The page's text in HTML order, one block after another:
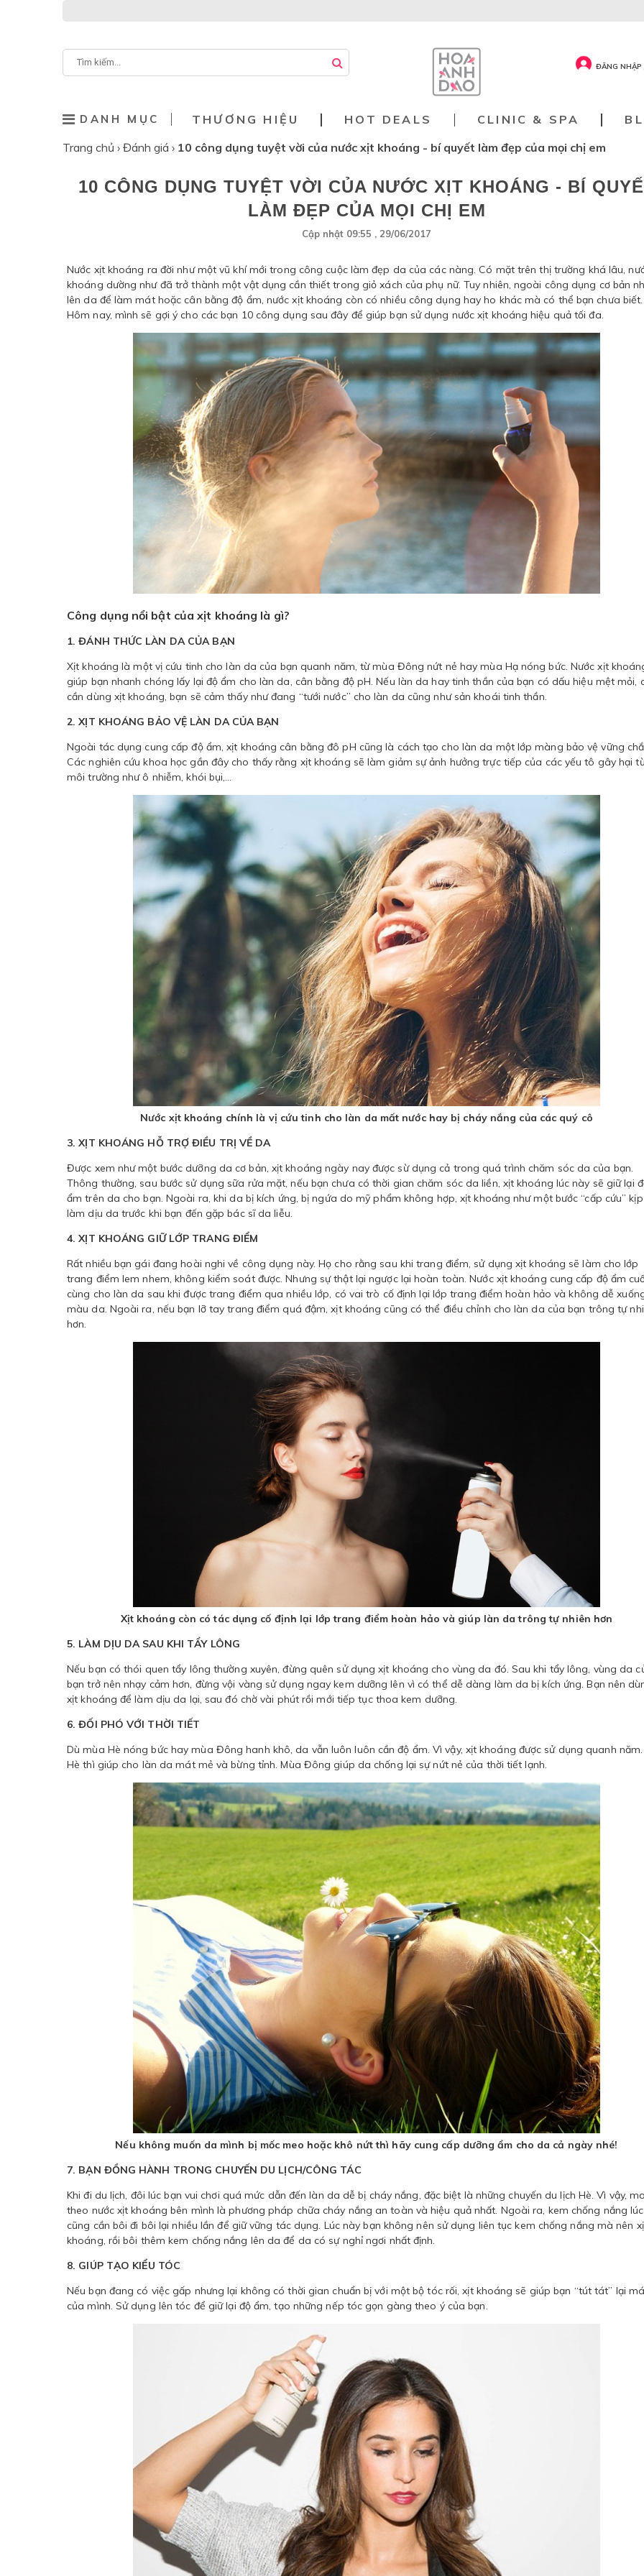
ĐĂNG NHẬP
DANH MỤC THƯƠNG HIỆU HOT DEALS CLINIC & SPA
Trang chủ › Đánh giá › 10 công dụng tuyệt vời của nước xịt khoáng - bí quyết làm đẹp của mọi chị em
10 CÔNG DỤNG TUYỆT VỜI CỦA NƯỚC XỊT KHOÁNG - BÍ
LÀM ĐẸP CỦA MỌI CHỊ EM
Cập nhật 09:55 , 29/06/2017
Nước xịt khoáng ra đời như một vũ khí mới trong công cuộc làm đẹp da của các nàng. Có mặt trên thị trường khá lâu,
khoáng dường như đã trở thành một vật dụng cần thiết trong giỏ xách của phụ nữ. Tuy nhiên, ngoài công dụng cơ bản
lên da để làm mát hoặc cân bằng độ ẩm, nước xịt khoáng còn có nhiều công dụng hay ho khác mà có thể bạn chưa biết.
Hôm nay, mình sẽ gợi ý cho các bạn 10 công dụng sau đây để giúp bạn sử dụng nước xịt khoáng hiệu quả tối đa.
Công dụng nổi bật của xịt khoáng là gì?
1. ĐÁNH THỨC LÀN DA CỦA BẠN
Xịt khoáng là một vị cứu tinh cho làn da của bạn quanh năm, từ mùa Đông nứt nẻ hay mùa Hạ nóng bức. Nước xịt
giúp bạn nhanh chóng lấy lại độ ẩm cho làn da, cân bằng độ pH. Nếu làn da hay tinh thần của bạn có dấu hiệu mệt mỏi,
cần dùng xịt khoáng, bạn sẽ cảm thấy như đang “tưới nước” cho làn da cũng như sản khoái tinh thần.
2. XỊT KHOÁNG BẢO VỆ LÀN DA CỦA BẠN
Ngoài tác dụng cung cấp độ ẩm, xịt khoáng cân bằng đô pH cũng là cách tạo cho làn da một lớp màng bảo vệ vững
Các nghiên cứu khoa học gần đây cho thấy rằng xịt khoáng sẽ làm giảm sự ảnh hưởng trực tiếp của các yếu tô gây hại
môi trường như ô nhiễm, khói bụi,…
Nước xịt khoáng chính là vị cứu tinh cho làn da mất nước hay bị cháy nắng của các quý cô
3. XỊT KHOÁNG HỖ TRỢ ĐIỀU TRỊ VỀ DA
Được xem như một bước dưỡng da cơ bản, xịt khoáng ngày nay được sừ dụng cả trong quá trình chăm sóc da của bạn.
Thông thường, sau bước sử dụng sữa rửa mặt, nếu bạn chưa có thời gian chăm sóc da liền, xịt khoáng lúc này sẽ giữ lại
ẩm trên da cho bạn. Ngoài ra, khi da bị kích ứng, bị ngứa do mỹ phẩm không hợp, xịt khoáng như một bước “cấp cứu”
làm dịu da trước khi bạn đến gặp bác sĩ da liễu.
4. XỊT KHOÁNG GIỮ LỚP TRANG ĐIỂM
Rất nhiều bạn gái đang hoài nghi về công dụng này. Họ cho rằng sau khi trang điểm, sử dụng xịt khoáng sẽ làm cho lớp
trang điểm lem nhem, không kiểm soát được. Nhưng sự thật lại ngược lại hoàn toàn. Nước xịt khoáng cung cấp độ ẩm
cùng cho làn da sau khi được trang điểm qua nhiều lớp, có vai trò cố định lại lớp trang điểm hoàn hảo và không dễ
màu da. Ngoài ra, nếu bạn lỡ tay trang điểm quá đậm, xịt khoáng cũng có thể điều chỉnh cho làn da của bạn trông tự
hơn.
Xịt khoáng còn có tác dụng cố định lại lớp trang điểm hoàn hảo và giúp làn da trông tự nhiên hơn
5. LÀM DỊU DA SAU KHI TẨY LÔNG
Nếu bạn có thói quen tẩy lông thường xuyên, đừng quên sử dụng xịt khoáng cho vùng da đó. Sau khi tẩy lông, vùng da
bạn trở nên nhạy cảm hơn, đừng vội vàng sử dụng ngay kem dưỡng lên vì có thể dễ dàng làm da bị kích ứng. Bạn nên
xịt khoáng để làm dịu da lại, sau đó chờ vài phút rồi mới tiếp tục thoa kem dưỡng.
6. ĐỐI PHÓ VỚI THỜI TIẾT
Dù mùa Hè nóng bức hay mùa Đông hanh khô, da vẫn luôn luôn cần độ ẩm. Vì vậy, xịt khoáng được sử dụng quanh năm.
Hè thì giúp cho làn da mát mẻ và bừng tỉnh. Mùa Đông giúp da chống lại sự nứt nẻ của thời tiết lạnh.
Nếu không muốn da mình bị mốc meo hoặc khô nứt thì hãy cung cấp dưỡng ẩm cho da cả ngày nhé!
7. BẠN ĐỒNG HÀNH TRONG CHUYẾN DU LỊCH/CÔNG TÁC
Khi đi du lịch, đôi lúc bạn vui chơi quá mức dẫn đến làn da dễ bị cháy nắng, đặc biệt là những chuyến du lịch Hè. Vì vậy,
theo nước xịt khoáng bên mình là phương pháp chữa cháy nắng an toàn và hiệu quả nhất. Ngoài ra, kem chống nắng
cũng cần bôi đi bôi lại nhiều lần để giữ vững tác dụng. Lúc này bạn không nên sử dụng liên tục kem chống nắng mà nên
khoáng, rồi bôi thêm kem chống nắng lên da để da có sự nghỉ ngơi nhất định.
8. GIÚP TẠO KIỂU TÓC
Nếu bạn đang có việc gấp nhưng lại không có thời gian chuẩn bị với một bộ tóc rối, xịt khoáng sẽ giúp bạn “tút tát” lại
của mình. Sử dụng lên tóc để giữ lại độ ẩm, tạo những nếp tóc gọn gàng theo ý của bạn.